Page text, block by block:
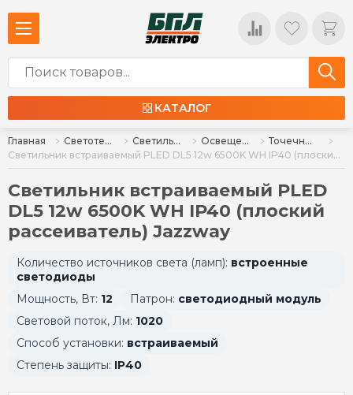
КАТАЛОГ
Главная Светотехника Светильники Освещение для дома и интерьера
Точечные : встраиваемые и накладные
Светильник встраиваемый PLED DL5 12w 6500K WH IP40 (плоский рассеиватель) Jazzway
Светильник встраиваемый PLED
DL5 12w 6500K WH IP40 (плоский
рассеиватель) Jazzway
Количество источников света (ламп): встроенные
светодиоды
Мощность, Вт: 12 Патрон: светодиодный модуль
Световой поток, Лм: 1020
Способ установки: встраиваемый
Степень защиты: IP40